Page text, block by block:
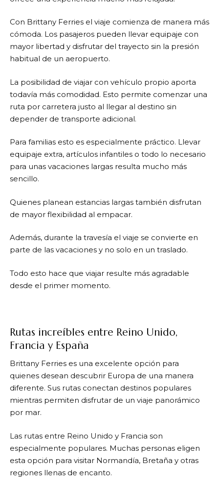
Con Brittany Ferries el viaje comienza de manera más
cómoda. Los pasajeros pueden llevar equipaje con
mayor libertad y disfrutar del trayecto sin la presión
habitual de un aeropuerto.
La posibilidad de viajar con vehículo propio aporta
todavía más comodidad. Esto permite comenzar una
ruta por carretera justo al llegar al destino sin
depender de transporte adicional.
Para familias esto es especialmente práctico. Llevar
equipaje extra, artículos infantiles o todo lo necesario
para unas vacaciones largas resulta mucho más
sencillo.
Quienes planean estancias largas también disfrutan
de mayor flexibilidad al empacar.
Además, durante la travesía el viaje se convierte en
parte de las vacaciones y no solo en un traslado.
Todo esto hace que viajar resulte más agradable
desde el primer momento.
Rutas increíbles entre Reino Unido,
Francia y España
Brittany Ferries es una excelente opción para
quienes desean descubrir Europa de una manera
diferente. Sus rutas conectan destinos populares
mientras permiten disfrutar de un viaje panorámico
por mar.
Las rutas entre Reino Unido y Francia son
especialmente populares. Muchas personas eligen
esta opción para visitar Normandía, Bretaña y otras
regiones llenas de encanto.